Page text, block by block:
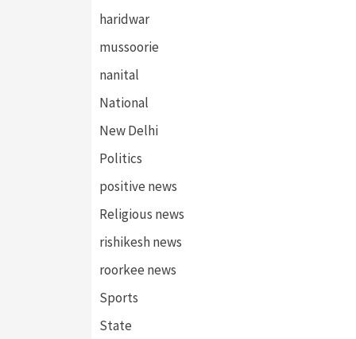
haridwar
mussoorie
nanital
National
New Delhi
Politics
positive news
Religious news
rishikesh news
roorkee news
Sports
State